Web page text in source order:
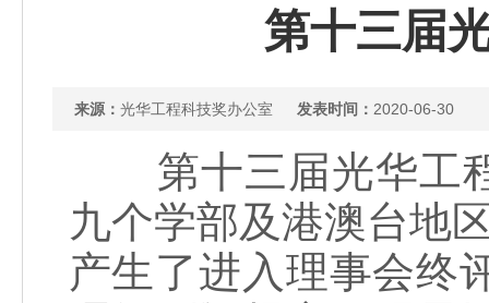
第十三届
来源： 光华工程科技奖办公室 发表时间： 2020-06-30
第十三届光华工程
九个学部及港澳台地
产生了进入理事会终